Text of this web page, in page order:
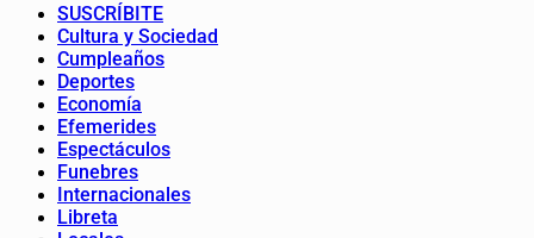
SUSCRÍBITE
Cultura y Sociedad
Cumpleaños
Deportes
Economía
Efemerides
Espectáculos
Funebres
Internacionales
Libreta